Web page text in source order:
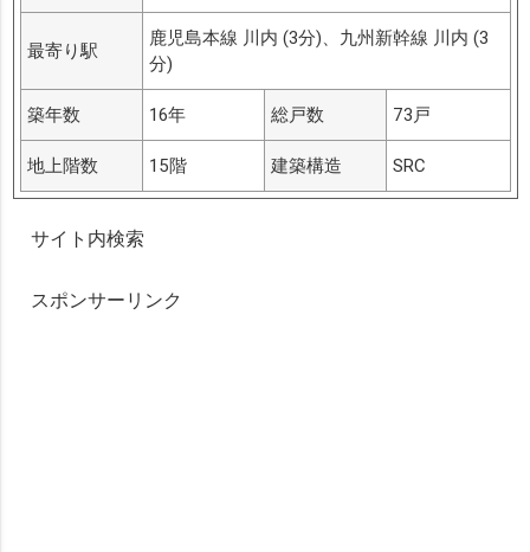
最寄り駅
鹿児島本線 川内 (3分)、九州新幹線 川内 (3
分)
築年数 16年 総戸数 73戸
地上階数 15階 建築構造 SRC
サイト内検索
スポンサーリンク